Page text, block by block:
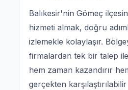
Balıkesir'nin Gömeç
hizmeti almak, doğru
izlemekle kolaylaşır.
firmalardan tek bir talep
hem zaman kazandırır
gerçekten